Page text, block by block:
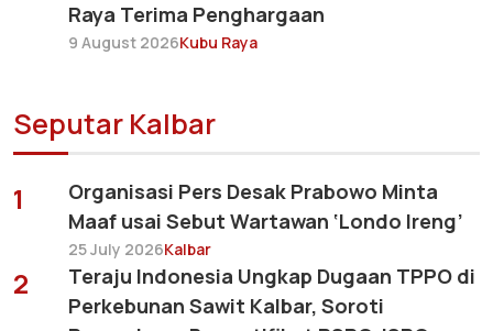
Raya Terima Penghargaan
9 August 2026Kubu Raya
Seputar Kalbar
1
Organisasi Pers Desak Prabowo Minta
Maaf usai Sebut Wartawan ‘Londo Ireng’
25 July 2026Kalbar
2
Teraju Indonesia Ungkap Dugaan TPPO di
Perkebunan Sawit Kalbar, Soroti